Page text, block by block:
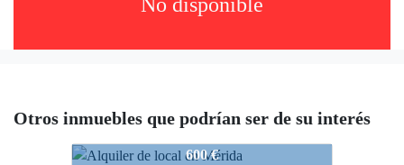
Otros inmuebles que podrían ser de su interés
2455-Centro
600 €